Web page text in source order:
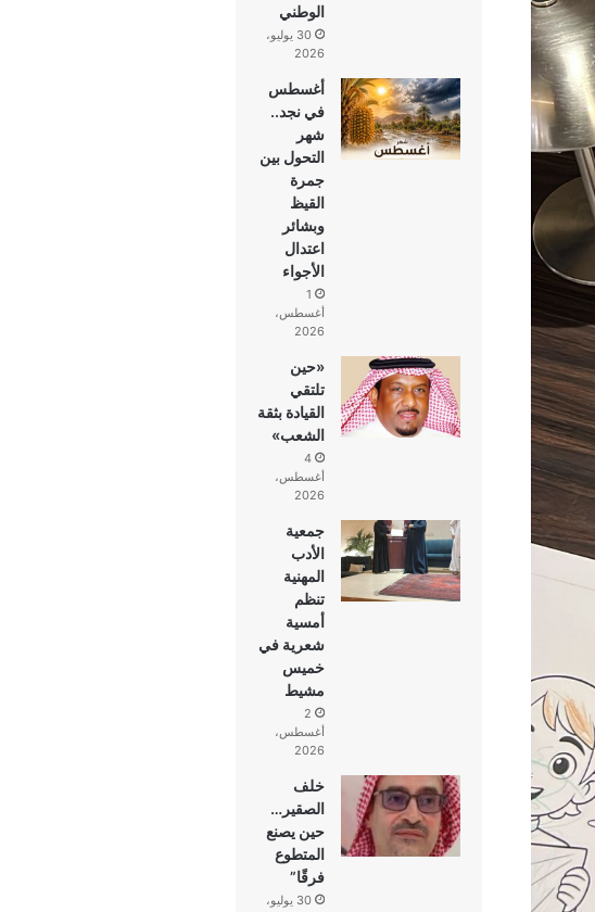
الوطني
30 يوليو،
2026
أغسطس
في نجد..
شهر
التحول بين
جمرة
القيظ
وبشائر
اعتدال
الأجواء
1
أغسطس،
2026
«حين
تلتقي
القيادة بثقة
الشعب»
4
أغسطس،
2026
جمعية
الأدب
المهنية
تنظم
أمسية
شعرية في
خميس
مشيط
2
أغسطس،
2026
خلف
الصقير…
حين يصنع
المتطوع
فرقًا”
30 يوليو،